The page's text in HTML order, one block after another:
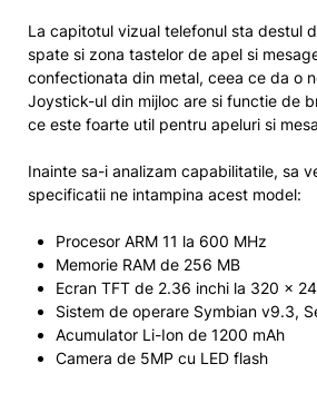
La capitotul vizual telefonul sta destul
spate si zona tastelor de apel si
confectionata din metal, ceea ce da o
Joystick-ul din mijloc are si functie de
ce este foarte util pentru apeluri si
Inainte sa-i analizam capabilitatile, sa
specificatii ne intampina acest model:
Procesor ARM 11 la 600 MHz
Memorie RAM de 256 MB
Ecran TFT de 2.36 inchi la 320 x
Sistem de operare Symbian v9.3,
Acumulator Li-Ion de 1200 mAh
Camera de 5MP cu LED flash